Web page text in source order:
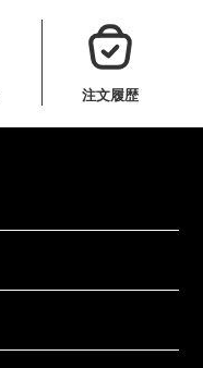
注文履歴